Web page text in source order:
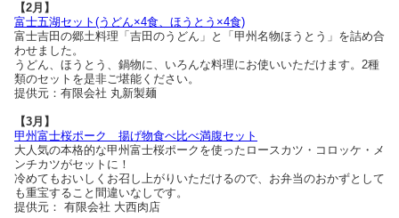
【2月】
富士五湖セット(うどん×4食、ほうとう×4食)
富士吉田の郷土料理「吉田のうどん」と「甲州名物ほうとう」を詰め合
わせました。
うどん、ほうとう、鍋物に、いろんな料理にお使いいただけます。2種
類のセットを是非ご堪能ください。
提供元：有限会社 丸新製麺
【3月】
甲州富士桜ポーク 揚げ物食べ比べ満腹セット
大人気の本格的な甲州富士桜ポークを使ったロースカツ・コロッケ・メ
ンチカツがセットに！
冷めてもおいしくお召し上がりいただけるので、お弁当のおかずとして
も重宝すること間違いなしです。
提供元： 有限会社 大西肉店